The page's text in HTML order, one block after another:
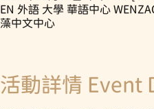
EN 外語 大學 華語中心
藻中文中心
活動詳情 Event